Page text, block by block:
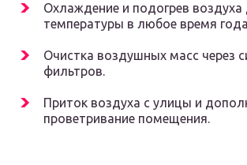
Охлаждение и подогрев
температуры в любое время
Очистка воздушных масс через
фильтров.
Приток воздуха с улицы и
проветривание помещения.